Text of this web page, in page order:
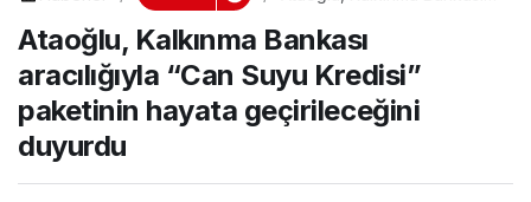
Kredisi” paketinin hayata
geçirileceğini duyurdu
Ataoğlu, Kalkınma Bankası
aracılığıyla “Can Suyu Kredisi”
paketinin hayata geçirileceğini
duyurdu
paketinin hayata
geçirileceğini
duyurdu